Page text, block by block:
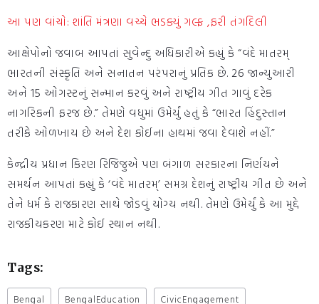
આ પણ વાંચો: શાંતિ મંત્રણા વચ્ચે ભડક્યું ગલ્ફ ,ફરી તંગદિલી
આક્ષેપોનો જવાબ આપતાં સુવેન્દુ અધિકારીએ કહ્યું કે “વંદે માતરમ્
ભારતની સંસ્કૃતિ અને સનાતન પરંપરાનું પ્રતિક છે. 26 જાન્યુઆરી
અને 15 ઓગસ્ટનું સન્માન કરવું અને રાષ્ટ્રીય ગીત ગાવું દરેક
નાગરિકની ફરજ છે.” તેમણે વધુમાં ઉમેર્યું હતું કે “ભારત હિંદુસ્તાન
તરીકે ઓળખાય છે અને દેશ કોઈના હાથમાં જવા દેવાશે નહીં.”
કેન્દ્રીય પ્રધાન કિરણ રિજિજુએ પણ બંગાળ સરકારના નિર્ણયને
સમર્થન આપતાં કહ્યું કે ‘વંદે માતરમ્’ સમગ્ર દેશનું રાષ્ટ્રીય ગીત છે અને
તેને ધર્મ કે રાજકારણ સાથે જોડવું યોગ્ય નથી. તેમણે ઉમેર્યું કે આ મુદ્દે
રાજકીયકરણ માટે કોઈ સ્થાન નથી.
Tags:
Bengal BengalEducation CivicEngagement